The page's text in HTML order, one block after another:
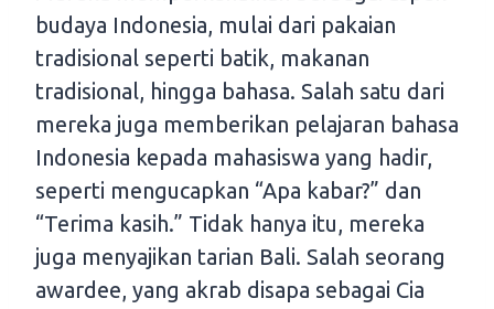
budaya Indonesia, mulai dari pakaian
tradisional seperti batik, makanan
tradisional, hingga bahasa. Salah satu dari
mereka juga memberikan pelajaran bahasa
Indonesia kepada mahasiswa yang hadir,
seperti mengucapkan “Apa kabar?” dan
“Terima kasih.” Tidak hanya itu, mereka
juga menyajikan tarian Bali. Salah seorang
awardee, yang akrab disapa sebagai Cia